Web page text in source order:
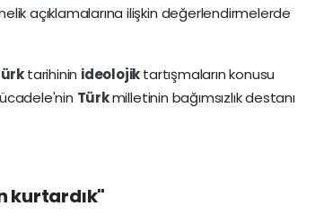
açıklamalarına ilişkin değerlendirmelerde
tarihinin ideolojiktartışmaların konusu
Türkmilletinin bağımsızlık destanı
kurtardık"